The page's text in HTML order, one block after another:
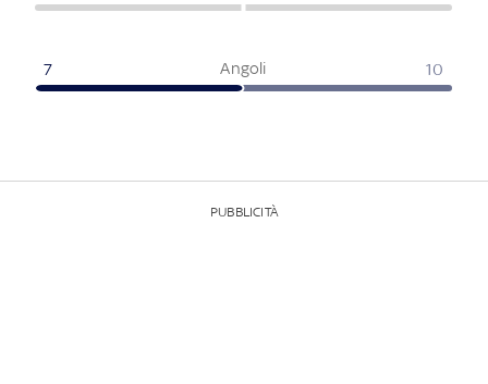
Angoli
7 10
PUBBLICITÀ